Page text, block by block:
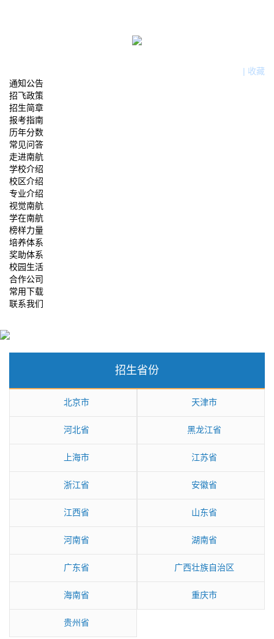
| 收藏
通知公告
招飞政策
招生简章
报考指南
历年分数
常见问答
走进南航
学校介绍
校区介绍
专业介绍
视觉南航
学在南航
榜样力量
培养体系
奖助体系
校园生活
合作公司
常用下载
联系我们
招生省份
北京市 天津市
河北省 黑龙江省
上海市 江苏省
浙江省 安徽省
江西省 山东省
河南省 湖南省
广东省 广西壮族自治区
海南省 重庆市
贵州省